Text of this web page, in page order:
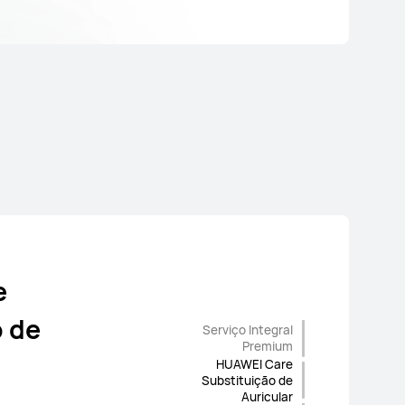
de
Care
Serviço Integral
Premium
HUAWEI Care
Substituição de
Auricular